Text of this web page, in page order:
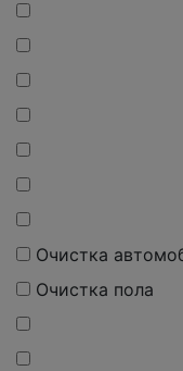
Очистка
Очистка пола